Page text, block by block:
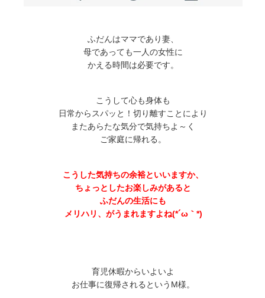
ふだんはママであり妻、
母であっても一人の女性に
かえる時間は必要です。
こうして心も身体も
日常からスパッと！切り離すことにより
またあらたな気分で気持ちよ～く
ご家庭に帰れる。
こうした気持ちの余裕といいますか、
ちょっとしたお楽しみがあると
ふだんの生活にも
メリハリ、がうまれますよね(*´ω｀*)
育児休暇からいよいよ
お仕事に復帰されるというM様。